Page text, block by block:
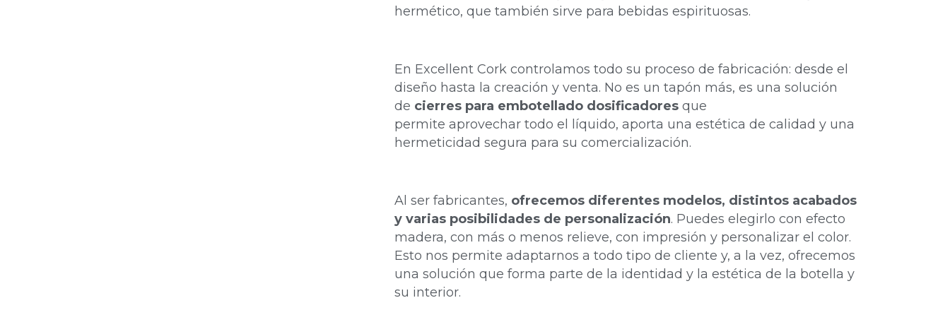
hermético, que también sirve para bebidas espirituosas.
En Excellent Cork controlamos todo su proceso de fabricación: desde el
diseño hasta la creación y venta. No es un tapón más, es una solución
de cierres para embotellado dosificadoresque
permite aprovechar todo el líquido, aporta una estética de calidad y una
hermeticidad segura para su comercialización.
Al ser fabricantes, ofrecemos diferentes modelos, distintos acabados
y varias posibilidades de personalización. Puedes elegirlo con efecto
madera, con más o menos relieve, con impresión y personalizar el color.
Esto nos permite adaptarnos a todo tipo de cliente y, a la vez, ofrecemos
una solución que forma parte de la identidad y la estética de la botella y
su interior.